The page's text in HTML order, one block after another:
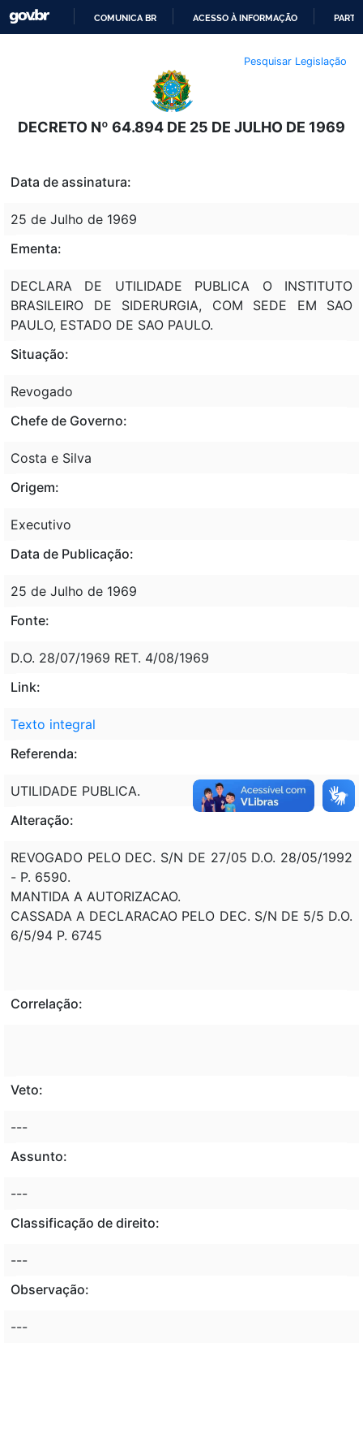
O
CONTEÚDO
COMUNICA BR ACESSO À INFORMAÇÃO
Pesquisar Legislação
DECRETO Nº 64.894 DE 25 DE JULHO DE 1969
Data de assinatura:
25 de Julho de 1969
Ementa:
DECLARA DE UTILIDADE PUBLICA O INSTITUTO
BRASILEIRO DE SIDERURGIA, COM SEDE EM SAO
PAULO, ESTADO DE SAO PAULO.
Situação:
Revogado
Chefe de Governo:
Costa e Silva
Origem:
Executivo
Data de Publicação:
25 de Julho de 1969
Fonte:
D.O. 28/07/1969 RET. 4/08/1969
Link:
Texto integral
Referenda:
UTILIDADE PUBLICA.
Alteração:
REVOGADO PELO DEC. S/N DE 27/05 D.O. 28/05/1992
- P. 6590.
MANTIDA A AUTORIZACAO.
CASSADA A DECLARACAO PELO DEC. S/N DE 5/5 D.O.
6/5/94 P. 6745
Correlação:
Veto:
---
Assunto:
---
Classificação de direito:
---
Observação:
---